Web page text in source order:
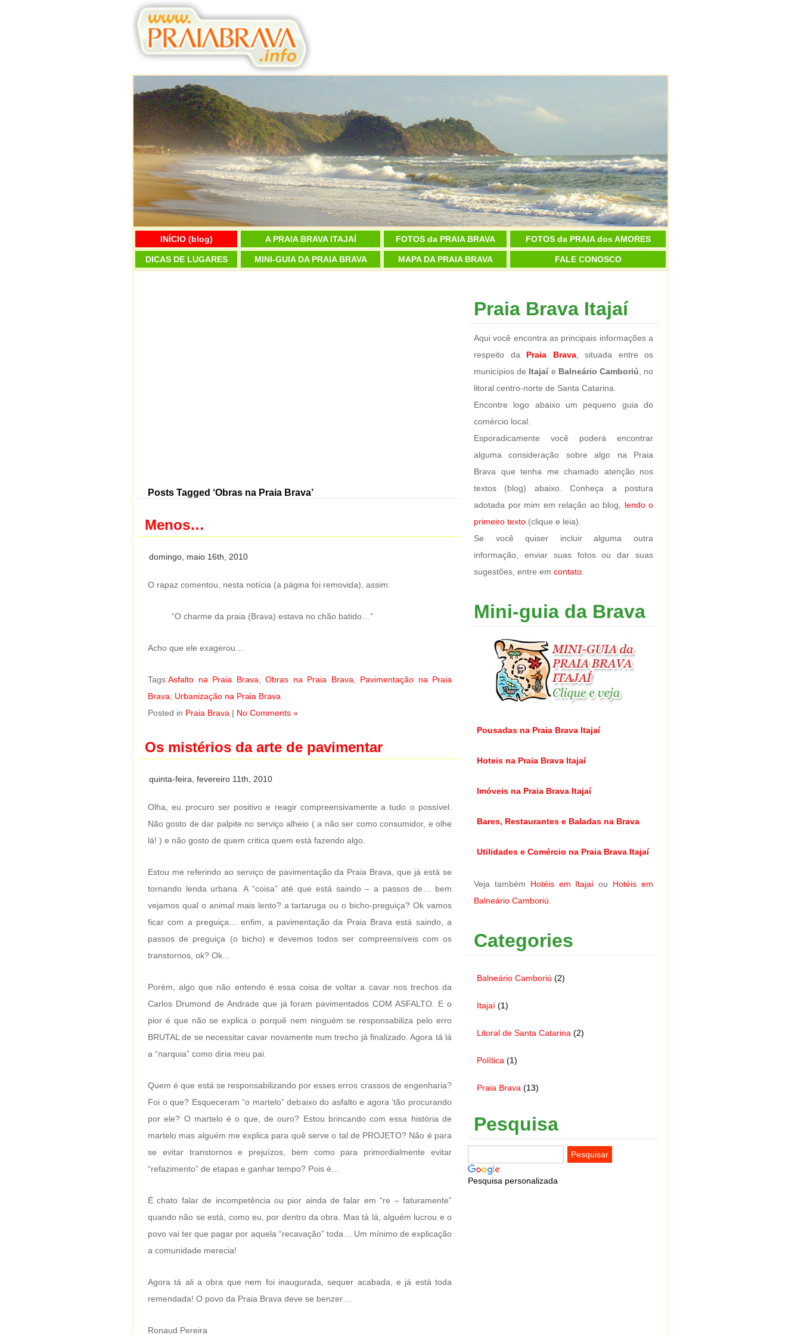
INÍCIO (blog) A PRAIA BRAVA ITAJAÍ FOTOS da PRAIA BRAVA FOTOS da PRAIA dos AMORES
DICAS DE LUGARES MINI-GUIA DA PRAIA BRAVA MAPA DA PRAIA BRAVA FALE CONOSCO
Posts Tagged ‘Obras na Praia Brava’
Menos…
domingo, maio 16th, 2010
O rapaz comentou, nesta notícia (a página foi removida), assim:
“O charme da praia (Brava) estava no chão batido…”
Acho que ele exagerou…
Tags:Asfalto na Praia Brava Obras na Praia Brava
Pavimentação na Praia
Brava
Urbanização na Praia Brava
Posted in Praia Brava | No Comments »
Os mistérios da arte de pavimentar
quinta-feira, fevereiro 11th, 2010
Olha, eu procuro ser positivo e reagir compreensivamente a tudo o possível.
Não gosto de dar palpite no serviço alheio ( a não ser como consumidor, e olhe
lá! ) e não gosto de quem critica quem está fazendo algo.
Estou me referindo ao serviço de pavimentação da Praia Brava, que já está se
tornando lenda urbana. A “coisa” até que está saindo – a passos de… bem
vejamos qual o animal mais lento? a tartaruga ou o bicho-preguiça? Ok vamos
ficar com a preguiça… enfim, a pavimentação da Praia Brava está saindo, a
passos de preguiça (o bicho) e devemos todos ser compreensíveis com os
transtornos, ok? Ok…
Porém, algo que não entendo é essa coisa de voltar a cavar nos trechos da
Carlos Drumond de Andrade que já foram pavimentados COM ASFALTO. E o
pior é que não se explica o porquê nem ninguém se responsabiliza pelo erro
BRUTAL de se necessitar cavar novamente num trecho já finalizado. Agora tá lá
a “narquia” como diria meu pai.
Quem é que está se responsabilizando por esses erros crassos de engenharia?
Foi o que? Esqueceram “o martelo” debaixo do asfalto e agora ‘tão procurando
por ele? O martelo é o que, de ouro? Estou brincando com essa história de
martelo mas alguém me explica para quê serve o tal de PROJETO? Não é para
se evitar transtornos e prejuízos, bem como para primordialmente evitar
“refazimento” de etapas e ganhar tempo? Pois é…
É chato falar de incompetência ou pior ainda de falar em “re – faturamente”
quando não se está, como eu, por dentro da obra. Mas tá lá, alguém lucrou e o
povo vai ter que pagar por aquela “recavação” toda… Um mínimo de explicação
a comunidade merecia!
Agora tá ali a obra que nem foi inaugurada, sequer acabada, e já está toda
remendada! O povo da Praia Brava deve se benzer…
Ronaud Pereira
Praia Brava Itajaí
Aqui você encontra as principais informações a
respeito da Praia Brava, situada entre os
municípios de Itajaí e Balneário Camboriú , no
litoral centro-norte de Santa Catarina.
Encontre logo abaixo um pequeno guia do
comércio local.
Esporadicamente você poderá encontrar
alguma consideração sobre algo na Praia
Brava que tenha me chamado atenção nos
textos (blog) abaixo. Conheça a postura
adotada por mim em relação ao blog, lendo o
primeiro texto (clique e leia).
Se você quiser incluir alguma outra
informação, enviar suas fotos ou dar suas
sugestões, entre em contato
Mini-guia da Brava
Pousadas na Praia Brava Itajaí
Hoteis na Praia Brava Itajaí
Imóveis na Praia Brava Itajaí
Bares, Restaurantes e Baladas na Brava
Utilidades e Comércio na Praia Brava Itajaí
Veja também Hotéis em Itajaí ou Hotéis em
Balneário Camboriú
Categories
Balneário Camboriú (2)
Itajaí (1)
Litoral de Santa Catarina (2)
Política (1)
Praia Brava (13)
Pesquisa
Pesquisa personalizada